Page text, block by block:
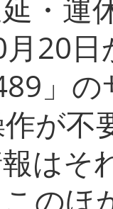
・運
20
」
が不
はそ
のほ